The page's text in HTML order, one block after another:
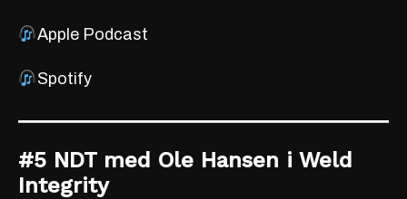
Apple Podcast
Spotify
#5 NDT med Ole Hansen i Weld
Integrity